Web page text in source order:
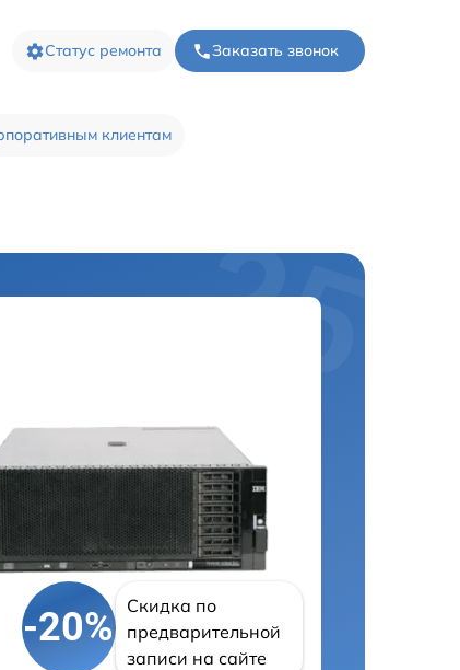
Статус ремонта Заказать звонок
клиентам
-20%
Скидка по
предварительной
записи на сайте